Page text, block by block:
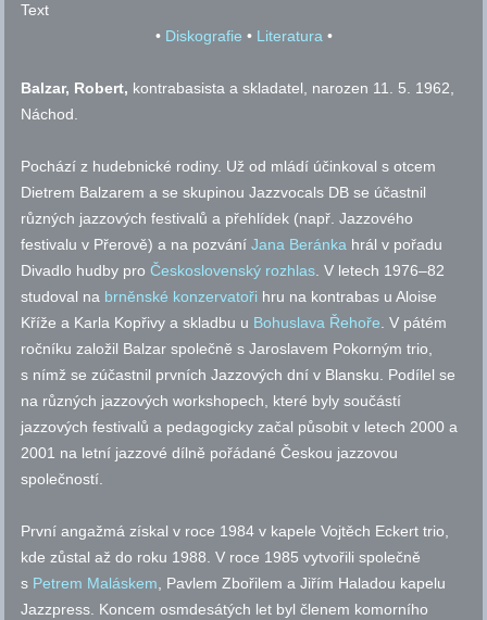
Text
• Diskografie • Literatura•
Balzar, Robert, kontrabasista a skladatel, narozen 11. 5. 1962,
Náchod.
Pochází z hudebnické rodiny. Už od mládí účinkoval s otcem
Dietrem Balzarem a se skupinou Jazzvocals DB se účastnil
různých jazzových festivalů a přehlídek (např. Jazzového
festivalu v Přerově) a na pozváníJana Beránka hrál v pořadu
Divadlo hudby proČeskoslovenský rozhlas. V letech 1976–82
studoval na brněnské konzervatoři hru na kontrabas u Aloise
Kříže a Karla Kopřivy a skladbu u Bohuslava Řehoře. V pátém
ročníku založil Balzar společně s Jaroslavem Pokorným trio,
s nímž se zúčastnil prvních Jazzových dní v Blansku. Podílel se
na různých jazzových workshopech, které byly součástí
jazzových festivalů a pedagogicky začal působit v letech2000 a
2001 na letní jazzové dílně pořádané Českou jazzovou
společností.
První angažmá získal v roce 1984 v kapele Vojtěch Eckert trio,
kde zůstal až do roku 1988. V roce 1985 vytvořili společně
s Petrem Maláskem, Pavlem Zbořilem a Jiřím Haladou kapelu
Jazzpress. Koncem osmdesátých let byl členem komorního